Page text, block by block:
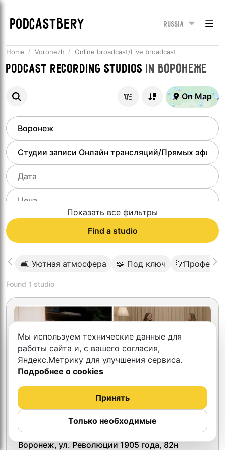
PODCASTBERY Russia
Home Voronezh Online broadcast/Live broadcast
Podcast recording studios in Воронеже
On Map
Показать все фильтры
Find a studio
🛋 Уютная атмосфера 🧩 Под ключ
Found 1 studio
2SIDES Podcast 4.7
Воронеж, ул. Революции 1905 года, 82н
Мы используем технические данные для
работы сайта и, с вашего согласия,
Яндекс.Метрику для улучшения сервиса.
Подробнее о cookies
Только необходимые
Принять